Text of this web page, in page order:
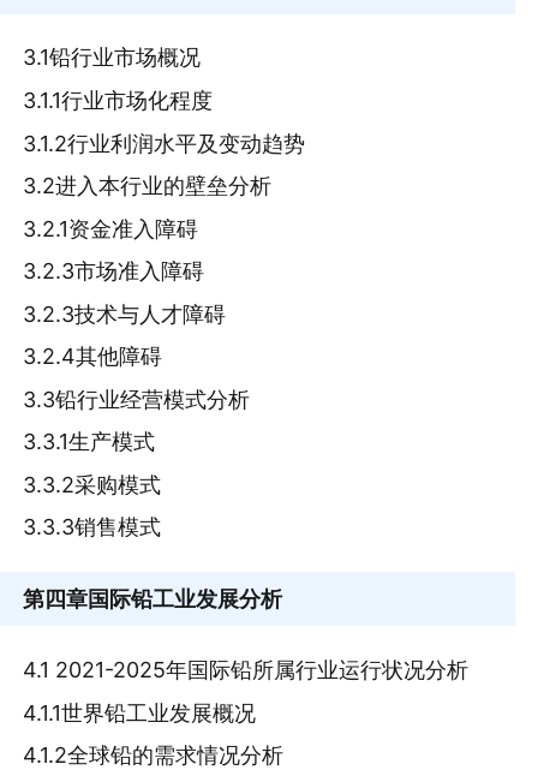
3.1铅行业市场概况
3.1.1行业市场化程度
3.1.2行业利润水平及变动趋势
3.2进入本行业的壁垒分析
3.2.1资金准入障碍
3.2.3市场准入障碍
3.2.3技术与人才障碍
3.2.4其他障碍
3.3铅行业经营模式分析
3.3.1生产模式
3.3.2采购模式
3.3.3销售模式
第四章国际铅工业发展分析
4.1 2021-2025年国际铅所属行业运行状况分析
4.1.1世界铅工业发展概况
4.1.2全球铅的需求情况分析